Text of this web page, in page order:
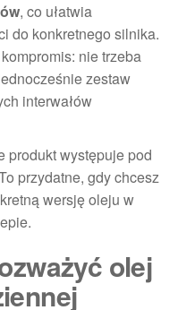
, co ułatwia
do konkretnego silnika.
nie trzeba
zestaw
interwałów
produkt występuje pod
przydatne, gdy chcesz
wersję oleju w
olej